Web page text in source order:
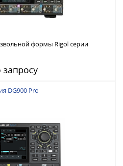
формы Rigol серии
запросу
DG900 Pro